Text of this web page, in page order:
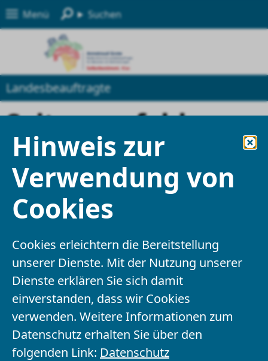
Menü Suchen
Hinweis zur
Verwendung von
Cookies
Cookies erleichtern die Bereitstellung
unserer Dienste. Mit der Nutzung unserer
Dienste erklären Sie sich damit
einverstanden, dass wir Cookies
verwenden. Weitere Informationen zum
Datenschutz erhalten Sie über den
folgenden Link: Datenschutz
Landesbeauftragte
Seite empfehlen
Felder mit einem * sind Pflichtfelder und
müssen ausgefüllt werden
Ihre Angaben
Empfänger*
Ihr Name*